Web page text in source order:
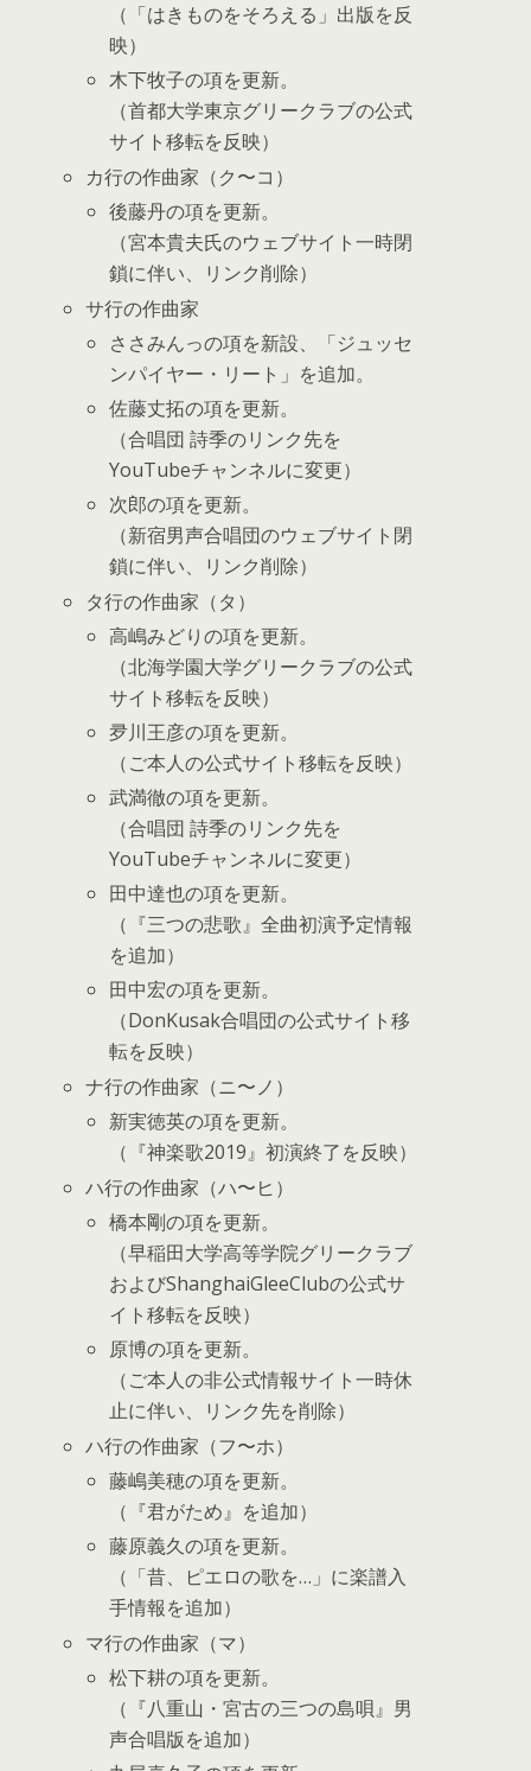
（「はきものをそろえる」出版を反
映）
木下牧子の項を更新。
（首都大学東京グリークラブの公式
サイト移転を反映）
カ行の作曲家（ク〜コ）
後藤丹の項を更新。
（宮本貴夫氏のウェブサイト一時閉
鎖に伴い、リンク削除）
サ行の作曲家
ささみんっの項を新設、「ジュッセ
ンパイヤー・リート」を追加。
佐藤丈拓の項を更新。
（合唱団 詩季のリンク先を
YouTubeチャンネルに変更）
次郎の項を更新。
（新宿男声合唱団のウェブサイト閉
鎖に伴い、リンク削除）
タ行の作曲家（タ）
高嶋みどりの項を更新。
（北海学園大学グリークラブの公式
サイト移転を反映）
夛川王彦の項を更新。
（ご本人の公式サイト移転を反映）
武満徹の項を更新。
（合唱団 詩季のリンク先を
YouTubeチャンネルに変更）
田中達也の項を更新。
（『三つの悲歌』全曲初演予定情報
を追加）
田中宏の項を更新。
（DonKusak合唱団の公式サイト移
転を反映）
ナ行の作曲家（ニ〜ノ）
新実徳英の項を更新。
（『神楽歌2019』初演終了を反映）
ハ行の作曲家（ハ〜ヒ）
橋本剛の項を更新。
（早稲田大学高等学院グリークラブ
およびShanghaiGleeClubの公式サ
イト移転を反映）
原博の項を更新。
（ご本人の非公式情報サイト一時休
止に伴い、リンク先を削除）
ハ行の作曲家（フ〜ホ）
藤嶋美穂の項を更新。
（『君がため』を追加）
藤原義久の項を更新。
（「昔、ピエロの歌を…」に楽譜入
手情報を追加）
マ行の作曲家（マ）
松下耕の項を更新。
（『八重山・宮古の三つの島唄』男
声合唱版を追加）